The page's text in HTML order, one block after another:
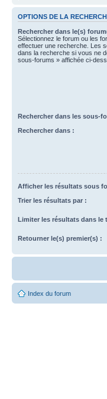
OPTIONS DE LA
Rechercher dans le(s)
Sélectionnez le forum ou les
effectuer une recherche. Les
dans la recherche si vous ne
sous-forums » affichée ci-
Rechercher dans les sous-
Rechercher dans :
Afficher les résultats sous
Trier les résultats par :
Limiter les résultats dans le
Retourner le(s) premier(s) :
Index du forum